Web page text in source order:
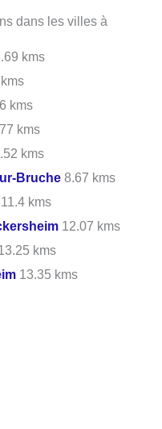
dans les villes à
kms
kms
kms
kms
Bruche 8.67 kms
11.4 kms
12.07 kms
kms
13.35 kms